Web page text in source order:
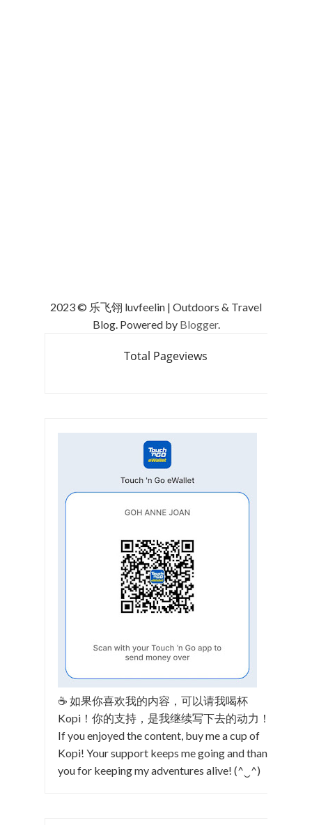
2023 © 乐飞翎 luvfeelin | Outdoors & Travel
Blog. Powered by Blogger.
Total Pageviews
☕ 如果你喜欢我的内容，可以请我喝杯
Kopi！你的支持，是我继续写下去的动力！
If you enjoyed the content, buy me a cup of
Kopi! Your support keeps me going and thank
you for keeping my adventures alive! (^‿^)